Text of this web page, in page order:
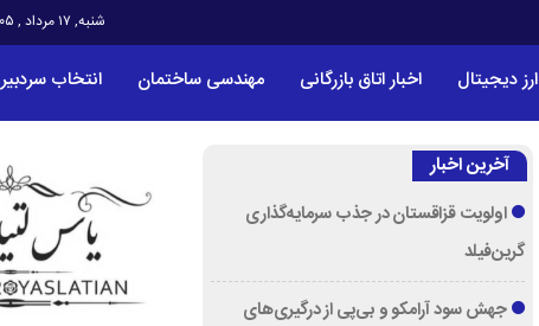
شنبه, ۱۷ مرداد , ۱۴۰۵
ارز دیجیتال اخبار اتاق بازرگانی مهندسی ساختمان انتخاب سردبیر
آخرین اخبار
اولویت قزاقستان در جذب سرمایه‌گذاری
گرین‌فیلد
جهش سود آرامکو و بی‌پی از درگیری‌های